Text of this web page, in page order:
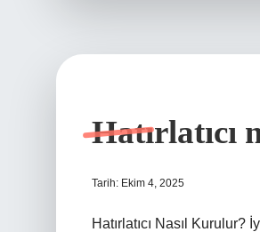
Hatırlatıcı
Tarih: Ekim 4, 2025
Hatırlatıcı Nasıl Kurulur?